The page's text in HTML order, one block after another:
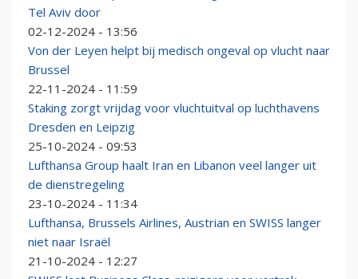
Tel Aviv door
02-12-2024 - 13:56
Von der Leyen helpt bij medisch ongeval op vlucht naar
Brussel
22-11-2024 - 11:59
Staking zorgt vrijdag voor vluchtuitval op luchthavens
Dresden en Leipzig
25-10-2024 - 09:53
Lufthansa Group haalt Iran en Libanon veel langer uit
de dienstregeling
23-10-2024 - 11:34
Lufthansa, Brussels Airlines, Austrian en SWISS langer
niet naar Israël
21-10-2024 - 12:27